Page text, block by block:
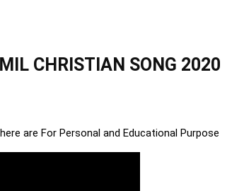
CHRISTIAN SONG 2020
are For Personal and Educational Purpose